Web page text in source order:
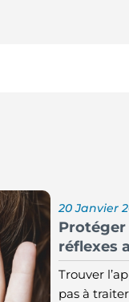
20 Janvier
Protéger
réflexes
Trouver
pas à